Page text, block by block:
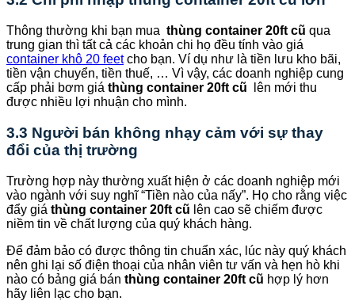
Thông thường khi bạn mua thùng container 20ft cũ qua
trung gian thì tất cả các khoản chi họ đều tính vào giá
container khô 20 feetcho bạn. Ví dụ như là tiền lưu kho bãi,
tiền vận chuyển, tiền thuế, … Vì vậy, các doanh nghiệp cung
cấp phải bơm giá thùng container 20ft cũ lên mới thu
được nhiều lợi nhuận cho mình.
3.3 Người bán không nhạy cảm với sự thay
đổi của thị trường
Trường hợp này thường xuất hiện ở các doanh nghiệp mới
vào ngành với suy nghĩ “Tiền nào của nấy”. Họ cho rằng việc
đẩy giá thùng container 20ft cũ lên cao sẽ chiếm được
niềm tin về chất lượng của quý khách hàng.
Để đảm bảo có được thông tin chuẩn xác, lúc này quý khách
nên ghi lại số điện thoại của nhân viên tư vấn và hẹn hò khi
nào có bảng giá bán thùng container 20ft cũ hợp lý hơn
hãy liên lạc cho bạn.